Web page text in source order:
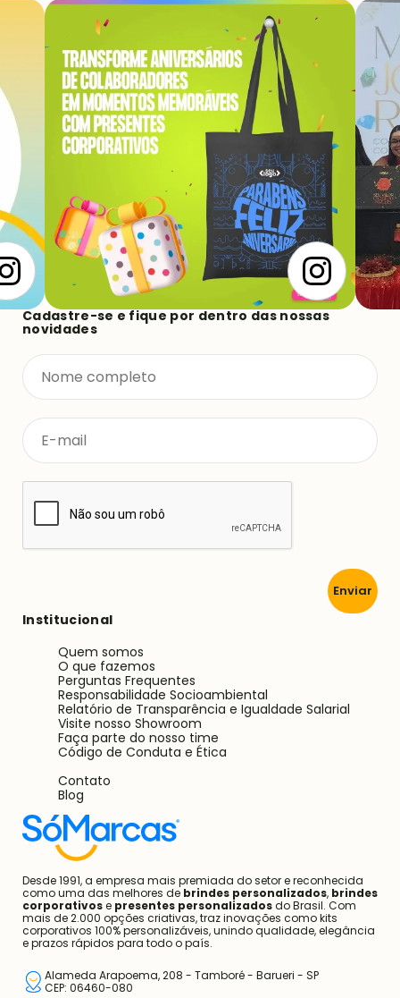
Siga-nos e acompanhe nossa equipe, saiba dos
lançamentos de produtos e novas coleções.
Desde 1991, a empresa mais premiada do setor e reconhecida
como uma das melhores debrindes personalizados
mais de 2.000 opções criativas, traz inovações como kits
corporativos 100% personalizáveis, unindo qualidade, elegância
Institucional
Quem somos
O que fazemos
Perguntas Frequentes
Responsabilidade Socioambiental
Visite nosso Showroom
Faça parte do nosso time
Contato
Blog
Cadastre-se e fique por dentro das nossas
novidades